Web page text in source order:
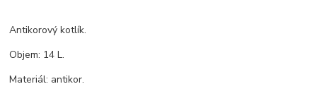
Antikorový kotlík.
Objem: 14 L.
Materiál: antikor.